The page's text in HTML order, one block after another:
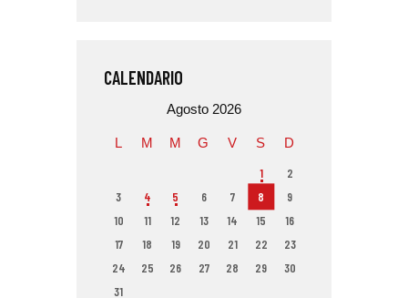
CALENDARIO
Agosto 2026
L M M G V S D
1
2
3
4 5 6 7 8
9
10
11 12 13 14 15
16
17
18 19 20 21 22
23
24
25 26 27 28 29
30
31